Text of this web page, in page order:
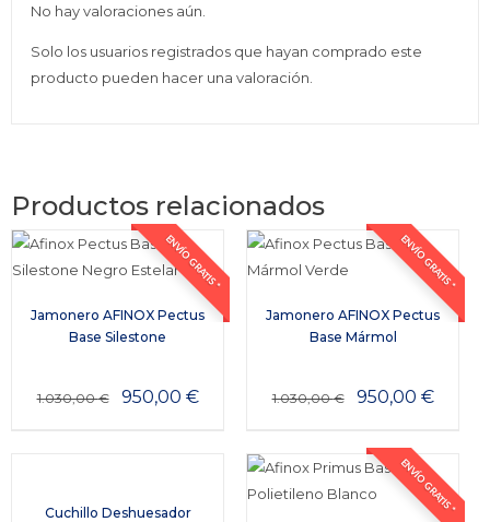
No hay valoraciones aún.
Solo los usuarios registrados que hayan comprado este
producto pueden hacer una valoración.
Productos relacionados
ENVÍO GRATIS *
Jamonero AFINOX Pectus
Base Silestone
1.030,00€ 950,00 €
ENVÍO GRATIS *
Jamonero AFINOX Pectus
Base Mármol
1.030,00€ 950,00 €
Cuchillo Deshuesador
ENVÍO GRATIS *